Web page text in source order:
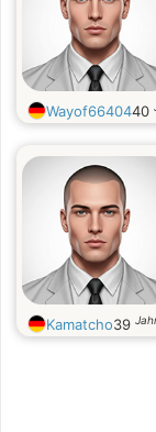
Wayof6640440
Kamatcho39